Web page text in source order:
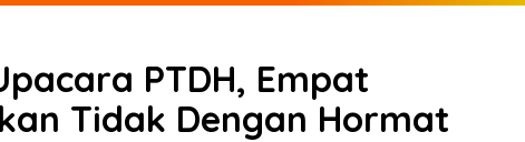
PTDH, Empat
Tidak Dengan Hormat